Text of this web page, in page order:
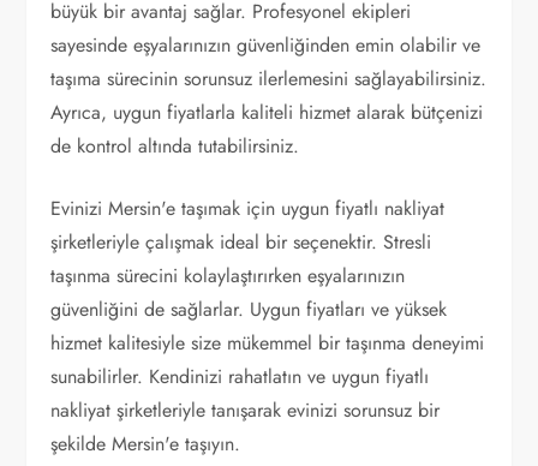
büyük bir avantaj sağlar. Profesyonel ekipleri
sayesinde eşyalarınızın güvenliğinden emin olabilir ve
taşıma sürecinin sorunsuz ilerlemesini sağlayabilirsiniz.
Ayrıca, uygun fiyatlarla kaliteli hizmet alarak bütçenizi
de kontrol altında tutabilirsiniz.
Evinizi Mersin'e taşımak için uygun fiyatlı nakliyat
şirketleriyle çalışmak ideal bir seçenektir. Stresli
taşınma sürecini kolaylaştırırken eşyalarınızın
güvenliğini de sağlarlar. Uygun fiyatları ve yüksek
hizmet kalitesiyle size mükemmel bir taşınma deneyimi
sunabilirler. Kendinizi rahatlatın ve uygun fiyatlı
nakliyat şirketleriyle tanışarak evinizi sorunsuz bir
şekilde Mersin'e taşıyın.